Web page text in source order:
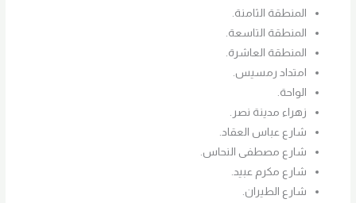
المنطقة الثامنة.
المنطقة التاسعة.
المنطقة العاشرة.
امتداد رمسيس.
الواحة.
زهراء مدينة نصر.
شارع عباس العقاد.
شارع مصطفى النحاس.
شارع مكرم عبيد.
شارع الطيران.